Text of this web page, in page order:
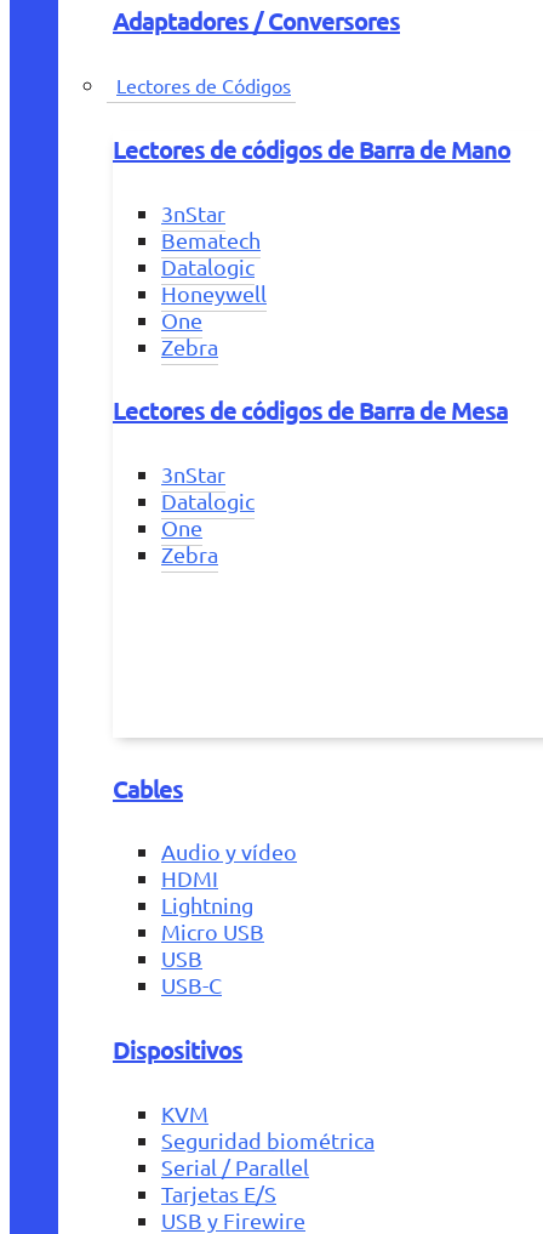
Adaptadores / Conversores
Lectores de Códigos
Lectores de códigos de Barra de Mano
3nStar
Bematech
Datalogic
Honeywell
One
Zebra
Lectores de códigos de Barra de Mesa
3nStar
Datalogic
One
Zebra
Cables
Audio y vídeo
HDMI
Lightning
Micro USB
USB
USB-C
Dispositivos
KVM
Seguridad biométrica
Serial / Parallel
Tarjetas E/S
USB y Firewire